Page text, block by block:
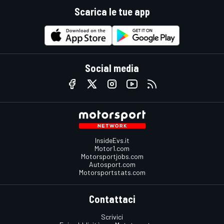
Scarica le tue app
Social media
InsideEvs.it
Motor1.com
Motorsportjobs.com
Autosport.com
Motorsportstats.com
Contattaci
Scrivici